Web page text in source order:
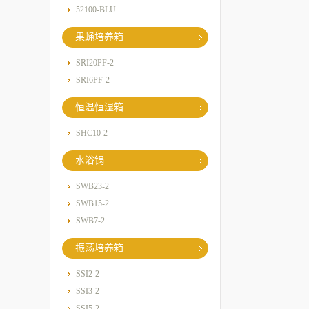
52100-BLU
果蝇培养箱
SRI20PF-2
SRI6PF-2
恒温恒湿箱
SHC10-2
水浴锅
SWB23-2
SWB15-2
SWB7-2
振荡培养箱
SSI2-2
SSI3-2